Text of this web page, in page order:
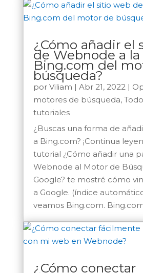
¿Cómo añadir el
de Webnode a la
Bing.com del
búsqueda?
por Viliam | Abr 21, 2022|
motores de búsqueda,
tutoriales
¿Buscas una forma de
a Bing.com? ¡Continua
tutorial ¿Cómo añadir una
Webnode al Motor de
Google? te mostré cómo
a Google. (índice
veamos Bing.com.
¿Cómo conectar